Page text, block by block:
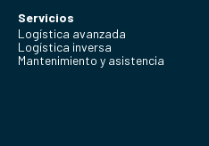
Servicios
Logística avanzada
Logística inversa
Mantenimiento y asistencia